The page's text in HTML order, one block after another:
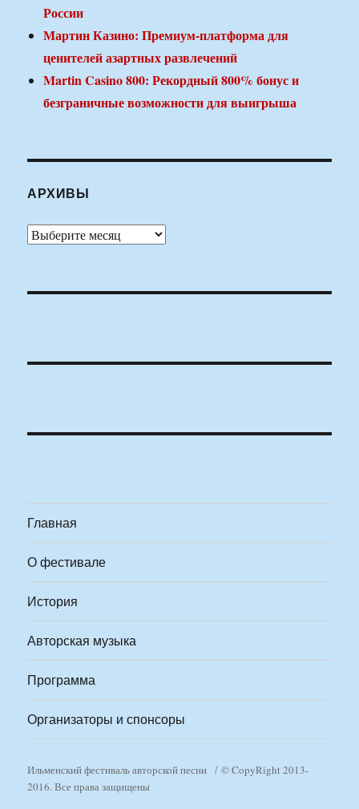
России
Мартин Казино: Премиум-платформа для
ценителей азартных развлечений
Martin Casino 800: Рекордный 800% бонус и
безграничные возможности для выигрыша
АРХИВЫ
Архивы
Главная
О фестивале
История
Авторская музыка
Программа
Организаторы и спонсоры
Ильменский фестиваль авторской песни
© CopyRight 2013-
2016. Все права защищены